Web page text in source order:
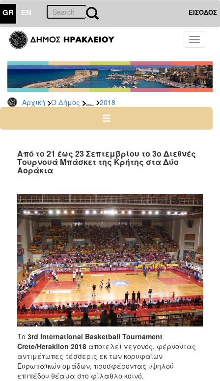
GR EN ΕΙΣΟΔΟΣ
Toggle
Αρχική Ο Δήμος ... 2018
ΔΗΜΟΣ
Δελτία
Τύπου
Αρχείο
2026
2024
2022
2021
2020
2019
2018
2017
2016
2015
2013
2012
2011
2010
2006
Από το 21 έως 23 Σεπτεμβρίου το 3ο Διεθνές
Τουρνουά Μπάσκετ της Κρήτης στα Δύο
Αοράκια
Το 3rd International Basketball Tournament
Crete/Heraklion 2018 αποτελεί γεγονός, φέρνοντας
αντιμέτωπες τέσσερις εκ των κορυφαίων
Ευρωπαϊκών ομάδων, προσφέροντας υψηλού
επιπέδου θέαμα στο φίλαθλο κοινό.